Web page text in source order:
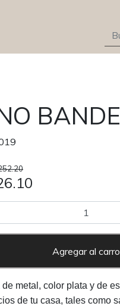
Agregar al carro
metal, color plata y de
de tu casa, tales como